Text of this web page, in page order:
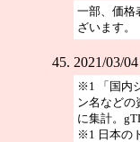
一部、価格
ざいます。
2021/03/
※1 「国内
ン名などの
に集計。
※1 日本の